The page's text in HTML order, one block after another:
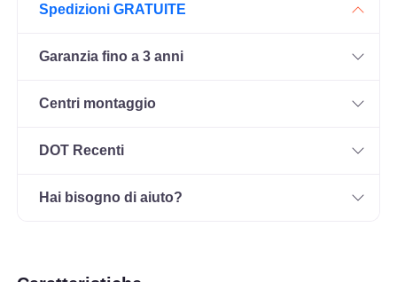
Spedizioni GRATUITE
Garanzia fino a 3 anni
Centri montaggio
DOT Recenti
Hai bisogno di aiuto?